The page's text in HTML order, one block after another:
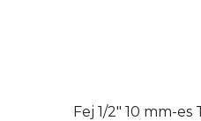
Fej 1/2" 10 mm-es